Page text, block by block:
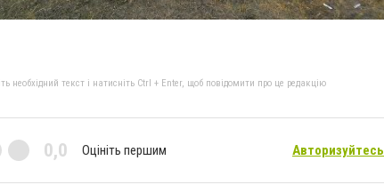
необхідний текст і натисніть Ctrl + Enter, щоб повідомити про це редакцію
0,0 Оцініть першим Авторизуйтесь